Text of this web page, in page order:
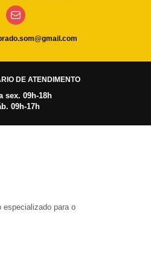
DE ATENDIMENTO
sex. 09h-18h
09h-17h
especializado para o